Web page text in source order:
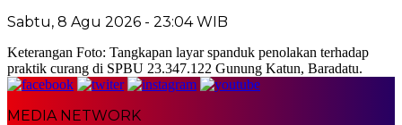
Sabtu, 8 Agu 2026 - 23:04 WIB
Keterangan Foto: Tangkapan layar spanduk penolakan terhadap
praktik curang di SPBU 23.347.122 Gunung Katun, Baradatu.
MEDIA NETWORK